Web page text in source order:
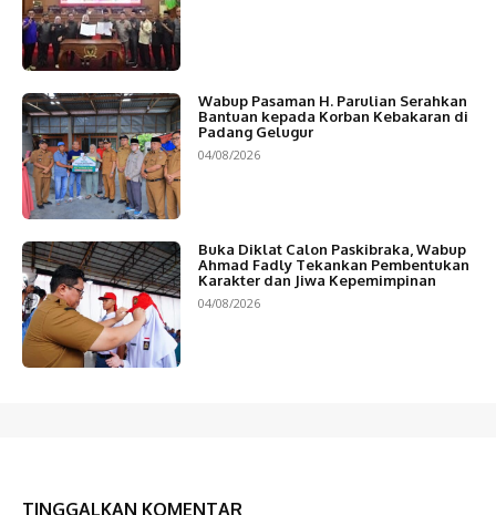
Wabup Pasaman H. Parulian Serahkan
Bantuan kepada Korban Kebakaran di
Padang Gelugur
04/08/2026
Buka Diklat Calon Paskibraka, Wabup
Ahmad Fadly Tekankan Pembentukan
Karakter dan Jiwa Kepemimpinan
04/08/2026
TINGGALKAN KOMENTAR